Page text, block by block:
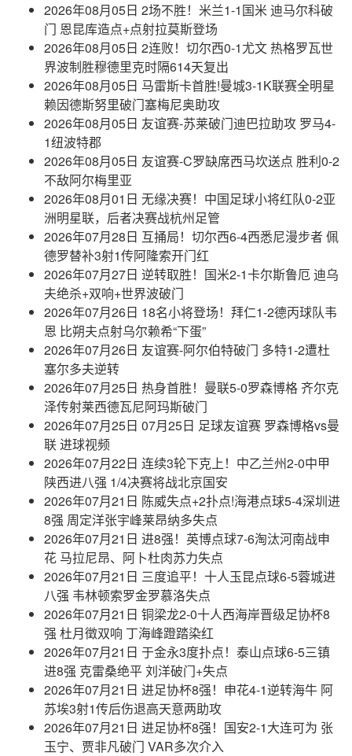
2026年08月05日 2场不胜！米兰1-1国米 迪马尔科破
门 恩昆库造点+点射拉莫斯登场
2026年08月05日 2连败！切尔西0-1尤文 热格罗瓦世
界波制胜穆德里克时隔614天复出
2026年08月05日 马雷斯卡首胜!曼城3-1K联赛全明星
赖因德斯努里破门塞梅尼奥助攻
2026年08月05日 友谊赛-苏莱破门迪巴拉助攻 罗马4-
1纽波特郡
2026年08月05日 友谊赛-C罗缺席西马坎送点 胜利0-2
不敌阿尔梅里亚
2026年08月01日 无缘决赛！中国足球小将红队0-2亚
洲明星联，后者决赛战杭州足管
2026年07月28日 互捅局！切尔西6-4西悉尼漫步者 佩
德罗替补3射1传阿隆索开门红
2026年07月27日 逆转取胜！国米2-1卡尔斯鲁厄 迪乌
夫绝杀+双响+世界波破门
2026年07月26日 18名小将登场！拜仁1-2德丙球队韦
恩 比朔夫点射乌尔赖希“下蛋”
2026年07月26日 友谊赛-阿尔伯特破门 多特1-2遭杜
塞尔多夫逆转
2026年07月25日 热身首胜！曼联5-0罗森博格 齐尔克
泽传射莱西德瓦尼阿玛斯破门
2026年07月25日 07月25日 足球友谊赛 罗森博格vs曼
联 进球视频
2026年07月22日 连续3轮下克上！中乙兰州2-0中甲
陕西进八强 1/4决赛将战北京国安
2026年07月21日 陈威失点+2扑点!海港点球5-4深圳进
8强 周定洋张宇峰莱昂纳多失点
2026年07月21日 进8强！英博点球7-6淘汰河南战申
花 马拉尼昂、阿卜杜肉苏力失点
2026年07月21日 三度追平！十人玉昆点球6-5蓉城进
八强 韦林顿索罗金罗慕洛失点
2026年07月21日 铜梁龙2-0十人西海岸晋级足协杯8
强 杜月徵双响 丁海峰蹬踏染红
2026年07月21日 于金永3度扑点！泰山点球6-5三镇
进8强 克雷桑绝平 刘洋破门+失点
2026年07月21日 进足协杯8强！申花4-1逆转海牛 阿
苏埃3射1传后伤退高天意两助攻
2026年07月21日 进足协杯8强！国安2-1大连可为 张
玉宁、贾非凡破门 VAR多次介入